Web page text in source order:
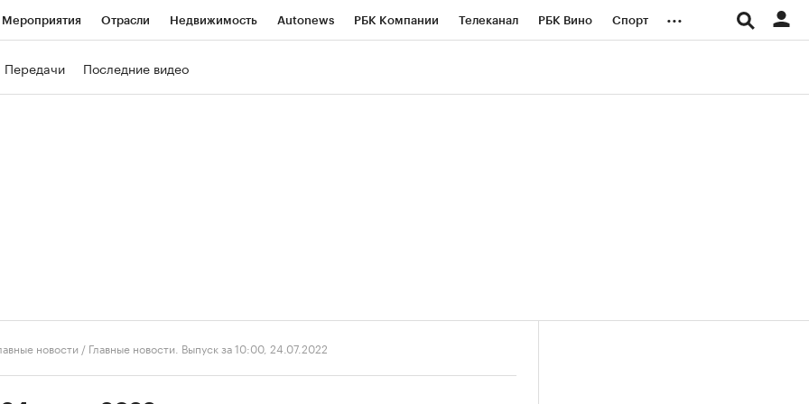
Мероприятия Отрасли Недвижимость Autonews РБК Компании Телеканал РБК Вино Спорт ...
Передачи Последние видео
новости / Главные новости. Выпуск за 10:00, 24.07.2022